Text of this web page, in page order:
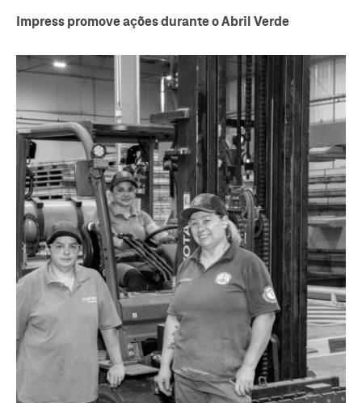
Impress promove ações durante o Abril Verde